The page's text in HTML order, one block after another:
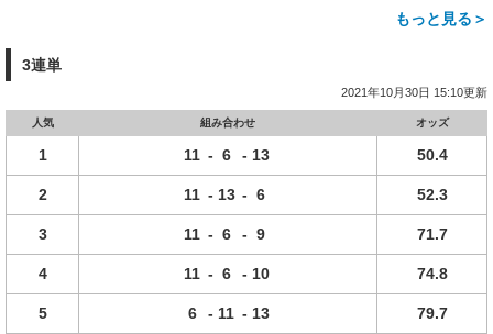
もっと見る＞
3連単
2021年10月30日 15:10更新
人気 組み合わせ オッズ
1 11 - 6 - 13 50.4
2 11 - 13 - 6 52.3
3 11 - 6 - 9 71.7
4 11 - 6 - 10 74.8
5 6 - 11 - 13 79.7